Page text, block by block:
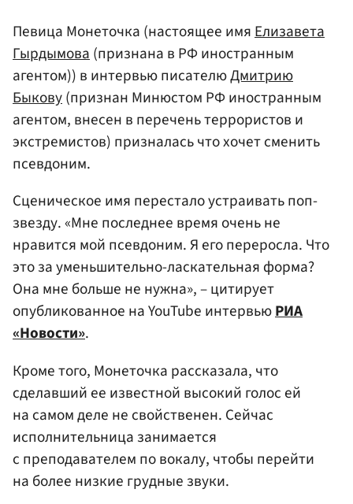
Певица Монеточка (настоящее имяЕлизавета
Гырдымова(признана в РФ иностранным
агентом)) в интервью писателюДмитрию
Быкову(признан Минюстом РФ иностранным
агентом, внесен в перечень террористов и
экстремистов) призналась что хочет сменить
псевдоним.
Сценическое имя перестало устраивать поп-
звезду. «Мне последнее время очень не
нравится мой псевдоним. Я его переросла. Что
это за уменьшительно-ласкательная форма?
Она мне больше не нужна», – цитирует
опубликованное на YouTube интервьюРИА
«Новости».
Кроме того, Монеточка рассказала, что
сделавший ее известной высокий голос ей
на самом деле не свойственен. Сейчас
исполнительница занимается
с преподавателем по вокалу, чтобы перейти
на более низкие грудные звуки.